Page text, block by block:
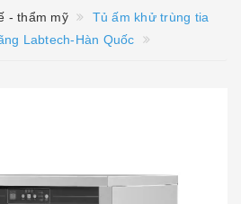
- thẩm mỹ
Tủ ấm khử trùng tia
Labtech-Hàn Quốc